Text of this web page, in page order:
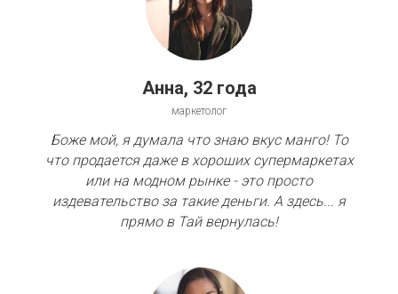
Анна, 32 года
маркетолог
Боже мой, я думала что знаю вкус манго! То
что продается даже в хороших супермаркетах
или на модном рынке - это просто
издевательство за такие деньги. А здесь... я
прямо в Тай вернулась!